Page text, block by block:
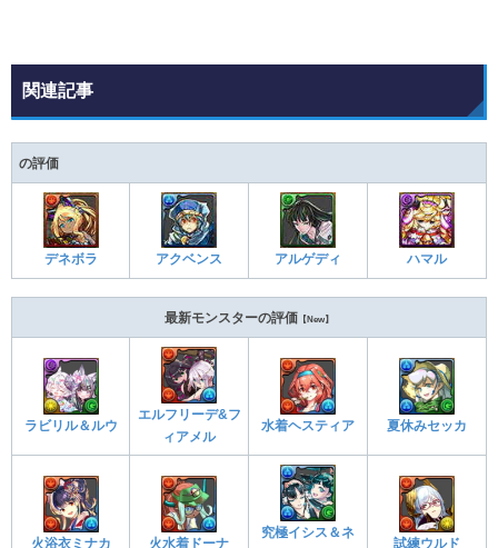
関連記事
の評価
デネボラ アクベンス アルゲディ ハマル
最新モンスターの評価 【New】
ラビリル＆ルウ
エルフリーデ&フ
ィアメル
水着ヘスティア 夏休みセッカ
火浴衣ミナカ 火水着ドーナ
究極イシス＆ネ
試練ウルド